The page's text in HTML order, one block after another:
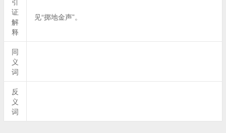
证
解
释
见“掷地金声”。
同
义
词
反
义
词